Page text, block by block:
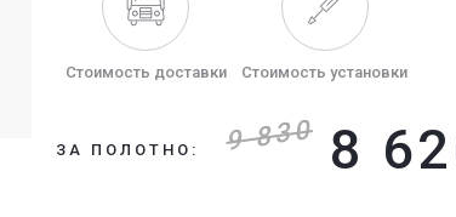
Стоимость доставки Стоимость установки
ЗА ПОЛОТНО: 9 830 8